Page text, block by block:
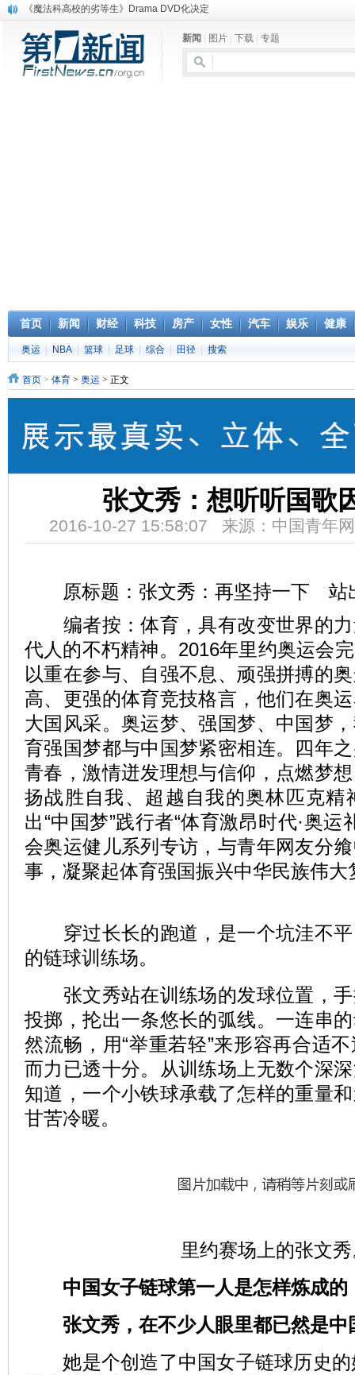
电信运营商“血战”校园
保健品也能吃出一身病? 康宝莱员工自揭多项家丑
煤价"跳水"电企利润"蹦高" 电煤联动亟待完善
苹果公司自建太阳能电厂为数据中心供电
新闻 图片 下载 专题
首页 新闻 财经 科技 房产 女性 汽车 娱乐 健康
奥运 NBA 篮球 足球 综合 田径 搜索
首页 > 体育 > 奥运 > 正文
张文秀：想听听国歌
2016-10-27 15:58:07 来源：中国青年
原标题：张文秀：再坚持一下 站
编者按：体育，具有改变世界的力
代人的不朽精神。2016年里约奥运会
以重在参与、自强不息、顽强拼搏的
高、更强的体育竞技格言，他们在奥
大国风采。奥运梦、强国梦、中国梦
育强国梦都与中国梦紧密相连。四年
青春，激情迸发理想与信仰，点燃梦
扬战胜自我、超越自我的奥林匹克精
出“中国梦”践行者“体育激昂时代·奥运
会奥运健儿系列专访，与青年网友分
事，凝聚起体育强国振兴中华民族伟
穿过长长的跑道，是一个坑洼不平
的链球训练场。
张文秀站在训练场的发球位置，手
投掷，抡出一条悠长的弧线。一连串
然流畅，用“举重若轻”来形容再合适
而力已透十分。从训练场上无数个深
知道，一个小铁球承载了怎样的重量
甘苦冷暖。
里约赛场上的张文秀
中国女子链球第一人是怎样炼成的
张文秀，在不少人眼里都已然是中
她是个创造了中国女子链球历史的